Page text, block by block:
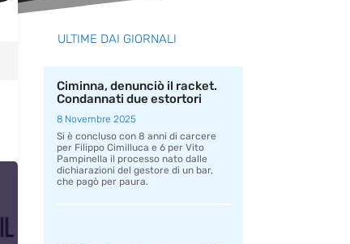
ULTIME DAI GIORNALI
Ciminna, denunciò il racket.
Condannati due estortori
8 Novembre 2025
Si è concluso con 8 anni di carcere
per Filippo Cimilluca e 6 per Vito
Pampinella il processo nato dalle
dichiarazioni del gestore di un bar,
che pagò per paura.